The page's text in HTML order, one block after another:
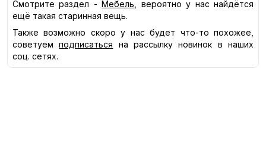
Смотрите раздел - Мебель , вероятно у нас найдётся
ещё такая старинная вещь.
Также возможно скоро у нас будет что-то похожее,
советуем
подписаться
на рассылку новинок в наших
соц. сетях.